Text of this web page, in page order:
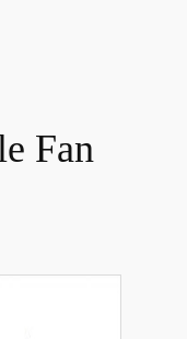
Fan